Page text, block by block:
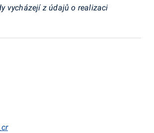
vycházejí z údajů o realizaci